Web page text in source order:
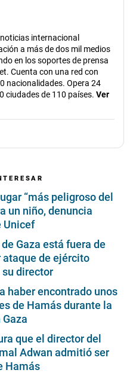
internacional
a más de dos mil medios
en los soportes de prensa
Cuenta con una red con
nacionalidades. Opera 24
ciudades de 110 países. Ver
“más peligroso del
un niño, denuncia
Unicef
Gaza está fuera de
de ejército
director
haber encontrado unos
de Hamás durante la
que el director del
Adwan admitió ser
Hamás